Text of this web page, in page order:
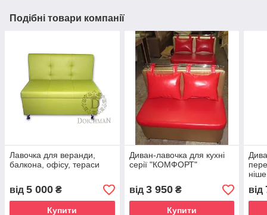
Подібні товари компанії
Лавочка для веранди,
балкона, офісу, тераси
від 5 000 ₴
Купити
Диван-лавочка для кухні
серії "КОМФОРТ"
від 3 950₴
Купити
від